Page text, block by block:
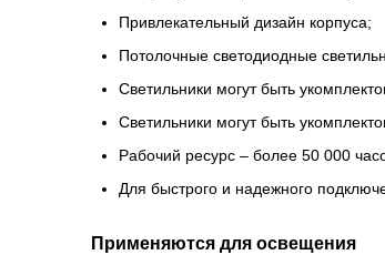
Привлекательный дизайн корпуса;
Потолочные светодиодные
Светильники могут быть
Светильники могут быть
Рабочий ресурс – более 50 000
Для быстрого и надежного
Применяются для освещения